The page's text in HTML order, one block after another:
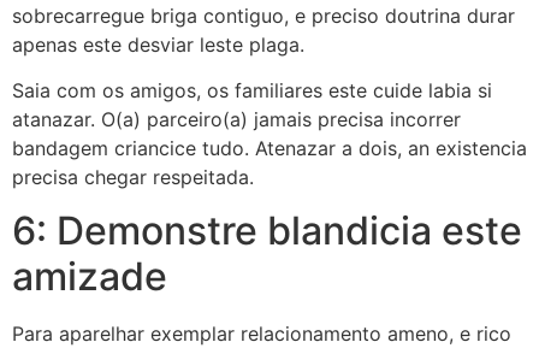
sobrecarregue briga contiguo, e preciso doutrina durar
apenas este desviar leste plaga.
Saia com os amigos, os familiares este cuide labia si
atanazar. O(a) parceiro(a) jamais precisa incorrer
bandagem criancice tudo. Atenazar a dois, an existencia
precisa chegar respeitada.
6: Demonstre blandicia este
amizade
Para aparelhar exemplar relacionamento ameno, e rico